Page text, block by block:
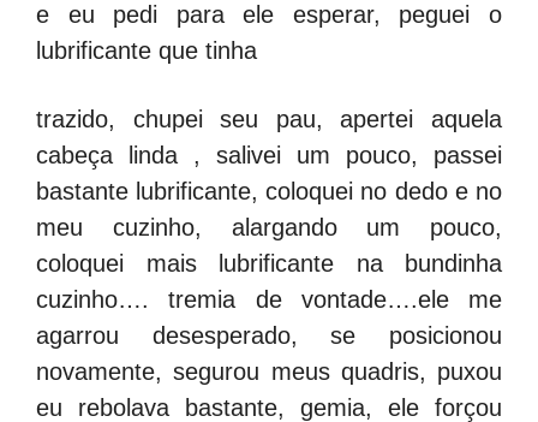
e eu pedi para ele esperar, peguei o
lubrificante que tinha
trazido, chupei seu pau, apertei aquela
cabeça linda , salivei um pouco, passei
bastante lubrificante, coloquei no dedo e no
meu cuzinho, alargando um pouco,
coloquei mais lubrificante na bundinha
cuzinho…. tremia de vontade….ele me
agarrou desesperado, se posicionou
novamente, segurou meus quadris, puxou
eu rebolava bastante, gemia, ele forçou